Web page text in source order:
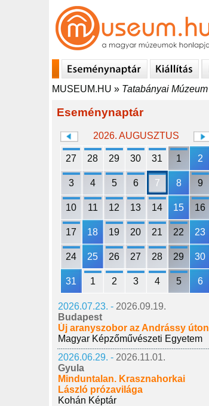
MUSEUM.HU » Tatabányai Múzeum
Eseménynaptár
2026. AUGUSZTUS
27 28 29 30 31 1 2
3 4 5 6 7 8 9
10 11 12 13 14 15 16
17 18 19 20 21 22 23
24 25 26 27 28 29 30
31 1 2 3 4 5 6
2026.07.23. - 2026.09.19.
Budapest
Új aranyszobor az Andrássy úton
Magyar Képzőművészeti Egyetem
2026.06.29. - 2026.11.01.
Gyula
Minduntalan. Krasznahorkai
László prózavilága
Kohán Képtár